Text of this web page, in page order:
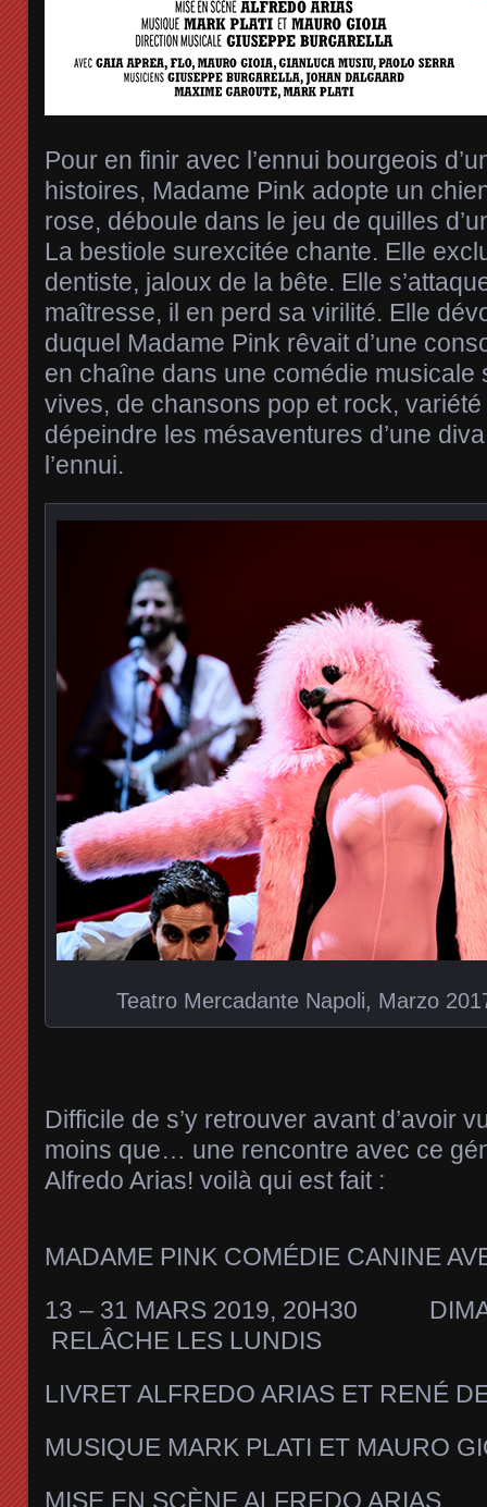
Pour en finir avec l’ennui bourgeois
histoires, Madame Pink adopte un
rose, déboule dans le jeu de quilles
La bestiole surexcitée chante. Elle
dentiste, jaloux de la bête. Elle
maîtresse, il en perd sa virilité. Elle
duquel Madame Pink rêvait d’une
en chaîne dans une comédie musicale
vives, de chansons pop et rock,
dépeindre les mésaventures d’une
l’ennui.
Teatro Mercadante Napoli, Marzo
Difficile de s’y retrouver avant d’avoir
moins que… une rencontre avec ce
Alfredo Arias! voilà qui est fait :
MADAME PINK COMÉDIE CANINE
13 – 31 MARS 2019, 20H30
RELÂCHE LES LUNDIS
LIVRET ALFREDO ARIAS ET RENÉ
MUSIQUE MARK PLATI ET MAURO
MISE EN SCÈNE ALFREDO ARIAS